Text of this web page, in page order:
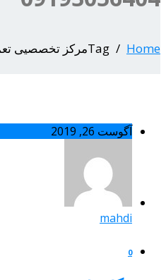
Tagمرکز تخصصیی تعمیر تلویزیون سونی در قم
آگوست 26, 2019
mahdi
0